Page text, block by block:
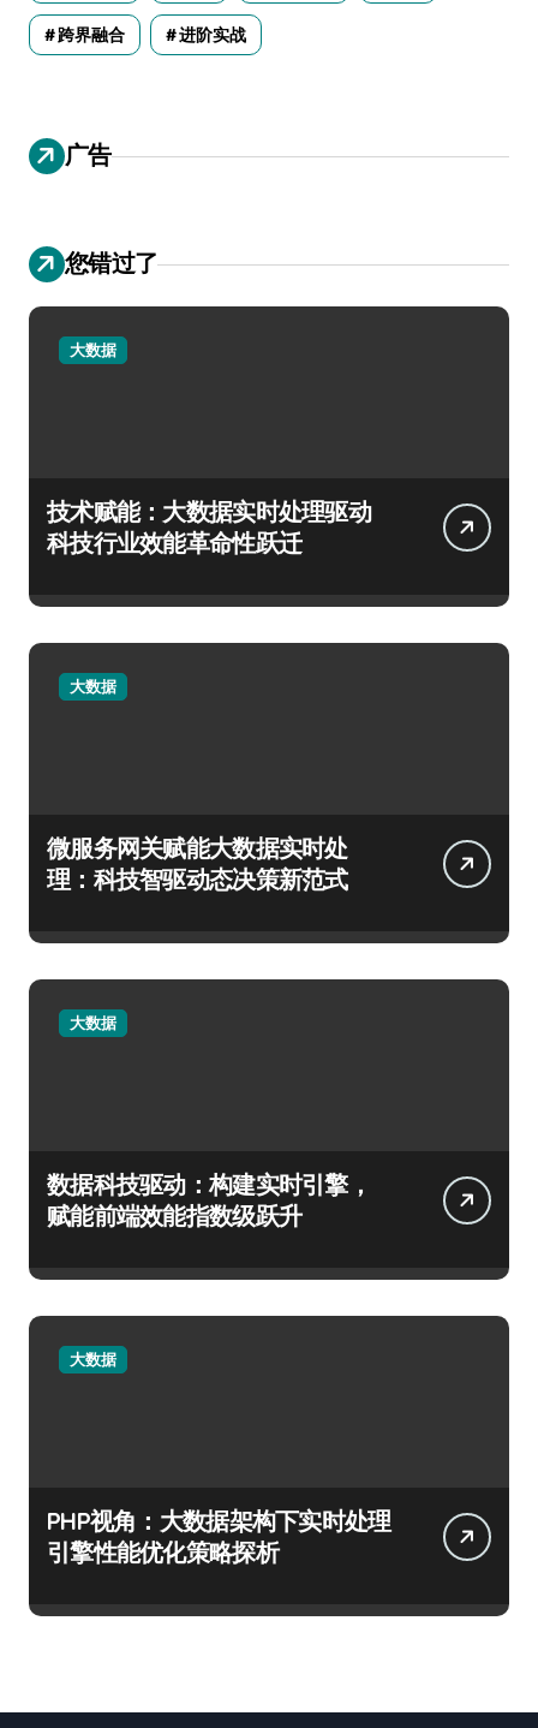
跨界融合 进阶实战
广告
您错过了
大数据
技术赋能：大数据实时处理驱动
科技行业效能革命性跃迁
大数据
微服务网关赋能大数据实时处
理：科技智驱动态决策新范式
大数据
数据科技驱动：构建实时引擎，
赋能前端效能指数级跃升
大数据
PHP视角：大数据架构下实时处理
引擎性能优化策略探析